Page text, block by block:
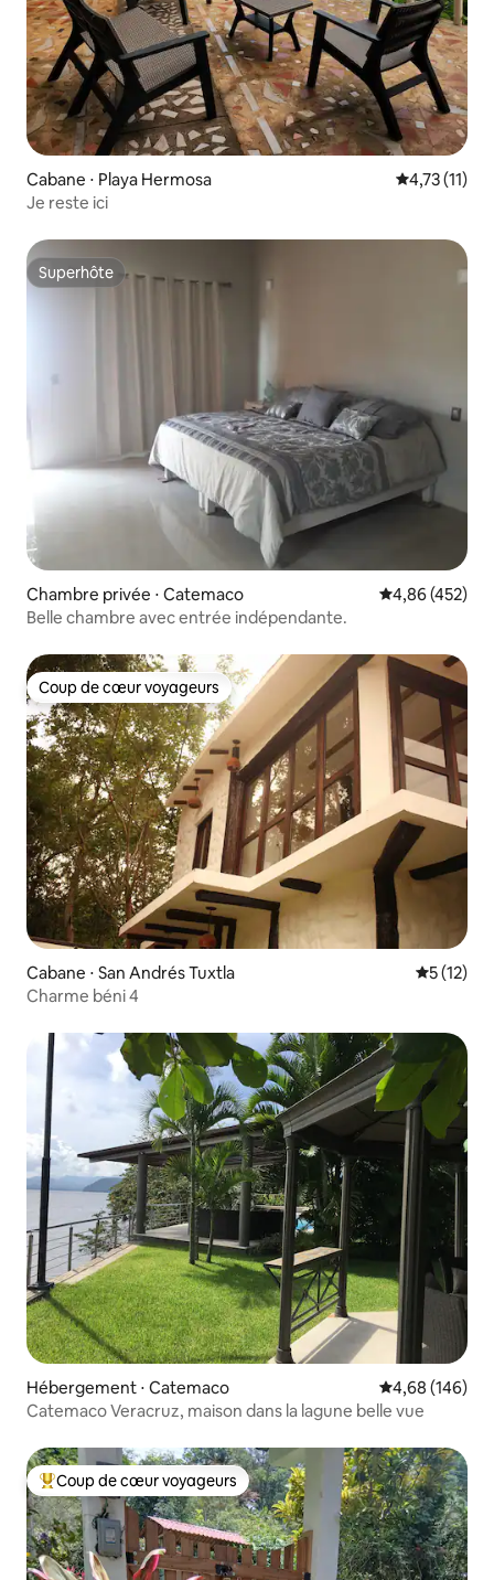
Cabane ⋅ Playa Hermosa Évaluation
4,73 (11)
Je reste ici
Superhôte
Superhôte
Chambre privée ⋅ Catemaco Évaluation
4,86 (452)
Belle chambre avec entrée indépendante.
Coup de cœur voyageurs
Coup de cœur voyageurs
Cabane ⋅ San Andrés Tuxtla
5 (12)
Charme béni 4
Hébergement ⋅ Catemaco Évaluation
4,68 (146)
Catemaco Veracruz, maison dans la lagune belle vue
Coups de cœur voyageurs les plus appréciés
Coup de cœur voyageurs